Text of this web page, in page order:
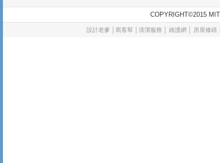
COPYRIGHT©2015
設計老爹 窩客幫 清潔服務 維護網 房屋修繕